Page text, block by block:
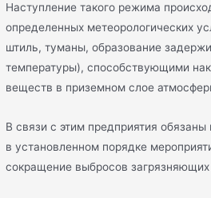
Наступление такого режима
определенных метеорологических
штиль, туманы, образование
температуры), способствующими
веществ в приземном слое
В связи с этим предприятия
в установленном порядке
сокращение выбросов